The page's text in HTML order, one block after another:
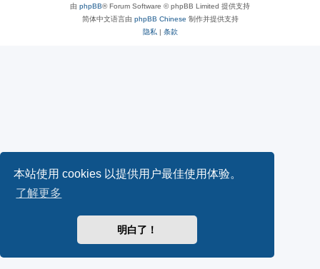
本站使用 cookies 以提供用户最佳使用体验。
了解更多
明白了！
由 phpBB® Forum Software © phpBB Limited 提供支持
简体中文语言由 phpBB Chinese 制作并提供支持
隐私| 条款